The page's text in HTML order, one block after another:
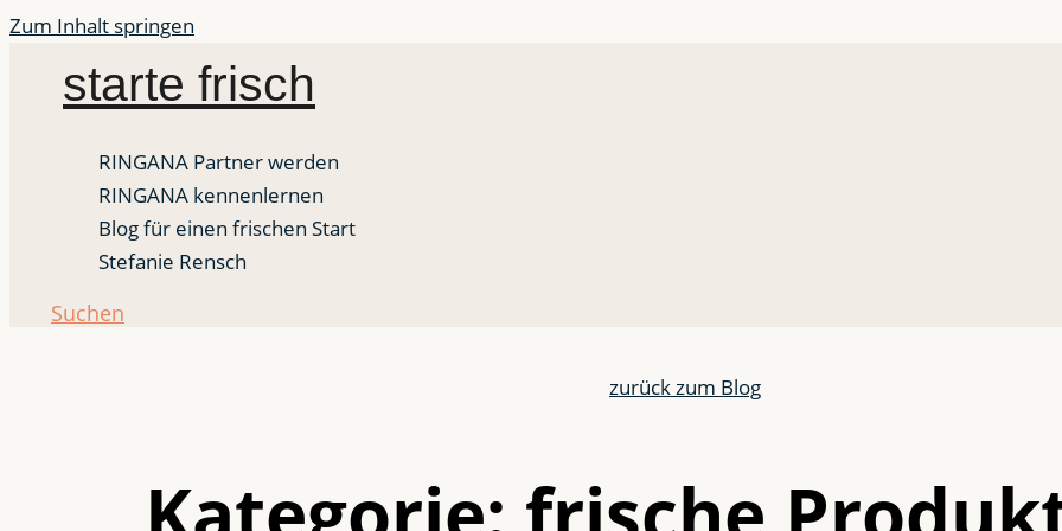
Zum Inhalt springen
starte frisch
RINGANA Partner werden
RINGANA kennenlernen
Blog für einen frischen Start
Stefanie Rensch
Suchen
zurück zum Blog